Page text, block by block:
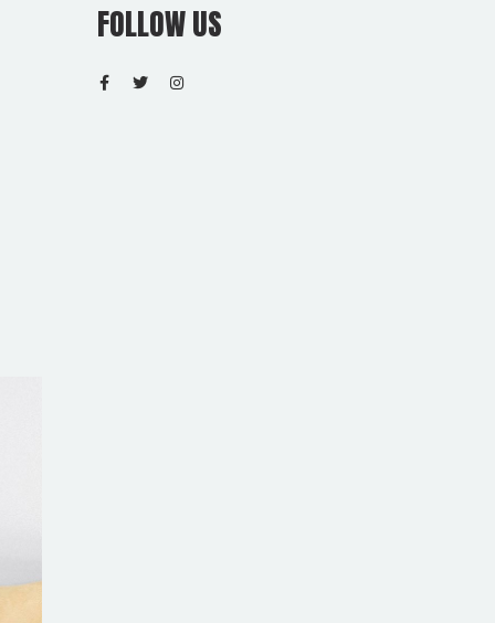
FOLLOW US